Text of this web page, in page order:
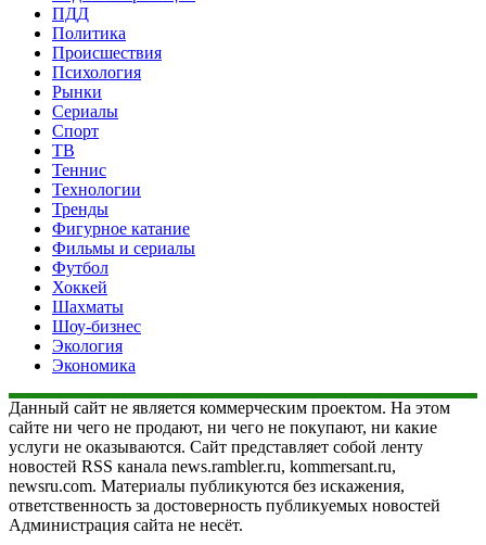
ПДД
Политика
Происшествия
Психология
Рынки
Сериалы
Спорт
ТВ
Теннис
Технологии
Тренды
Фигурное катание
Фильмы и сериалы
Футбол
Хоккей
Шахматы
Шоу-бизнес
Экология
Экономика
Данный сайт не является коммерческим проектом. На этом
сайте ни чего не продают, ни чего не покупают, ни какие
услуги не оказываются. Сайт представляет собой ленту
новостей RSS канала news.rambler.ru, kommersant.ru,
newsru.com. Материалы публикуются без искажения,
ответственность за достоверность публикуемых новостей
Администрация сайта не несёт.